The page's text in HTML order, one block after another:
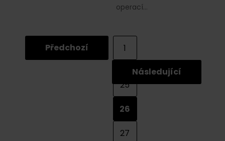
operací…
Předchozí
1
25
26
27
Následující